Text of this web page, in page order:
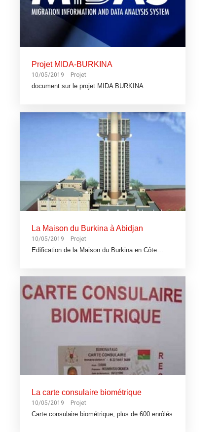
Projet MIDA-BURKINA
10/05/2019 Projet
document sur le projet MIDA BURKINA
La Maison du Burkina à Abidjan
10/05/2019 Projet
Edification de la Maison du Burkina en Côte…
La carte consulaire biométrique
10/05/2019 Projet
Carte consulaire biométrique, plus de 600 enrôlés